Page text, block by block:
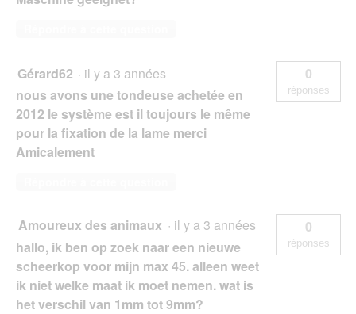
Gérard62 · il y a 3 années
nous avons une tondeuse achetée en
2012 le système est il toujours le même
pour la fixation de la lame merci
Amicalement
0
réponses
Amoureux des animaux · il y a 3 années
hallo, ik ben op zoek naar een nieuwe
scheerkop voor mijn max 45. alleen weet
ik niet welke maat ik moet nemen. wat is
het verschil van 1mm tot 9mm?
0
réponses